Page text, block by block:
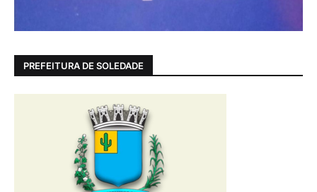
PREFEITURA DE SOLEDADE